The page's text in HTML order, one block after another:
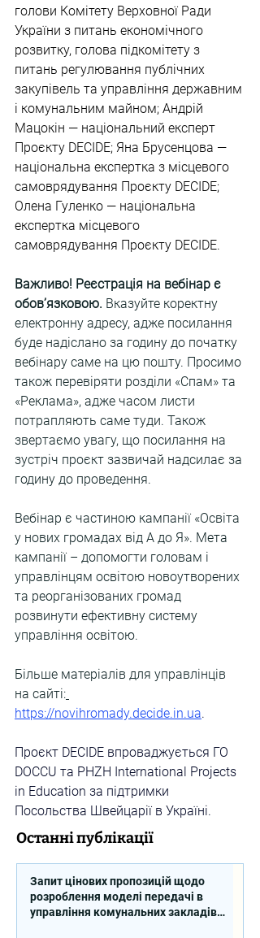
голови Комітету Верховної Ради
України з питань економічного
розвитку, голова підкомітету з
питань регулювання публічних
закупівель та управління державним
і комунальним майном; Андрій
Мацокін — національний експерт
Проєкту DECIDE; Яна Брусенцова —
національна експертка з місцевого
самоврядування Проєкту DECIDE;
Олена Гуленко — національна
експертка місцевого
самоврядування Проєкту DECIDE.
Важливо! Реєстрація на вебінар є
обов’язковою. Вказуйте коректну
електронну адресу, адже посилання
буде надіслано за годину до початку
вебінару саме на цю пошту. Просимо
також перевіряти розділи «Спам» та
«Реклама», адже часом листи
потрапляють саме туди. Також
звертаємо увагу, що посилання на
зустріч проєкт зазвичай надсилає за
годину до проведення.
Вебінар є частиною кампанії «Освіта
у нових громадах від А до Я». Мета
кампанії – допомогти головам і
управлінцям освітою новоутворених
та реорганізованих громад
розвинути ефективну систему
управління освітою.
Більше матеріалів для управлінців
на сайті:
https://novihromady.decide.in.ua.
Проєкт DECIDE впроваджується ГО
DOCCU та PHZH International Projects
in Education за підтримки
Посольства Швейцарії в Україні.
Останні публікації
Запит цінових пропозицій щодо
розроблення моделі передачі в
управління комунальних закладів